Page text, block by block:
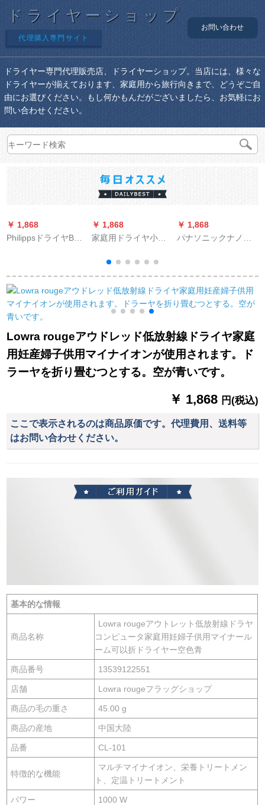
ドライヤーショップ
代理購入専門サイト
お問い合わせ
ドライヤー専門代理販売店、ドライヤーショップ。当店には、様々な
ドライヤーが揃えております、家庭用から旅行向きまで、どうぞご自
由にお選びください。もし何かもんだがございましたら、お気軽にお
問い合わせください。
￥ 1,868
PhilippsドライヤBHC
オで冷却熱風ドレヤ
BHC 201をケアしま
す。
￥ 1,868
家庭用ドライヤ小出
ツアー携帯型ミニ折
りたたみドライヤバ
ッグ
￥ 1,868
パナソニックナノケ
み冷風携帯帯EH-NA
31粉
Lowra rougeアウドレッド低放射線ドライヤ家庭
用妊産婦子供用マイナイオンが使用されます。ド
ラーヤを折り畳むつとする。空が青いです。
￥ 1,868 円(税込)
ここで表示されるのは商品原価です。代理費用、送料等
はお問い合わせください。
基本的な情報
商品名称
Lowra rougeアウトレット低放射線ドラヤ
コンピュータ家庭用妊婦子供用マイナール
ーム可以折ドライヤー空色青
商品番号 13539122551
店舗 Lowra rougeフラッグショップ
商品の毛の重さ 45.00 g
商品の産地 中国大陸
品番 CL-101
特徴的な機能
マルチマイナイオン、栄養トリートメン
ト、定温トリートメント
パワー 1000 W